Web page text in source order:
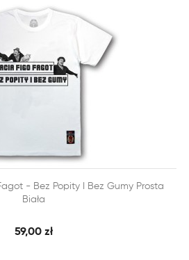
 SZYBKI PODGLĄD
- Bez Popity I Bez Gumy Prosta
Biała
59,00 zł